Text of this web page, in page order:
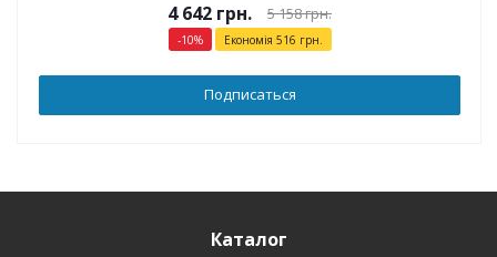
4 642 грн. 5 158грн.
-10% Економія 516 грн.
Подписаться
Каталог